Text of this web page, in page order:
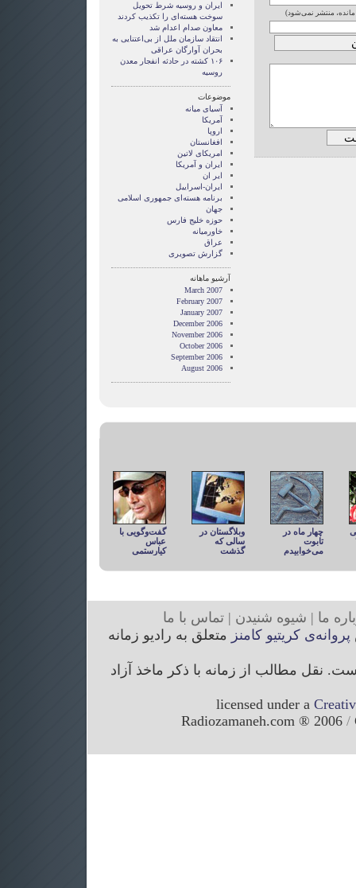
مانده، منتشر نمی‌شود)
ایران و روسیه شرط تحویل
سوخت هسته‌ای را تکذیب کردند
معاون صدام اعدام شد
انتقاد سازمان ملل از بی‌اعتنایی به
بحران آوارگان عراقی
۱۰۶ کشته در حادثه انفجار معدن
روسیه
موضوعات
آسيای ميانه
آمریکا
اروپا
افغانستان
امریکای لاتین
ايران و آمريکا
ایر ان
ایران-اسراییل
برنامه هسته‌ای جمهوری اسلامی
جهان
حوزه خلیج فارس
خاورمیانه
عراق
گزارش تصويری
آرشیو ماهانه
March 2007
February 2007
January 2007
December 2006
November 2006
October 2006
September 2006
August 2006
چهار ماه در
تابوت
می‌خوابیدم
وبلاگستان در
سالی که
گذشت
گفت‌وگویی با
عباس
کیارستمی
ه ما | شیوه شنیدن |تماس با ما
پروانه‌ی کریتیو کامنز متعلق به رادیو زمانه
نقل مطالب از زمانه با ذکر ماخذ آزاد
licensed under a
/